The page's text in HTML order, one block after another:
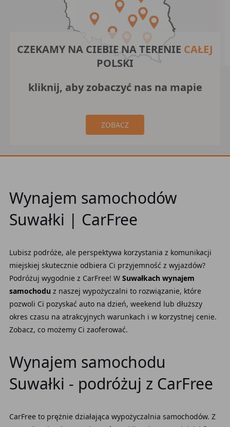
CZEKAMY NA CIEBIE NA TERENIE CAŁEJ
POLSKI
kliknij, aby zobaczyć nas na mapie
ZOBACZ
Wynajem samochodów
Suwałki | CarFree
Lubisz podróże, ale perspektywa korzystania z komunikacji
miejskiej skutecznie odbiera Ci przyjemność z wyjazdów?
Podróżuj wygodnie z CarFree! W Suwałkach wynajem
samochodu z naszej wypożyczalni to rozwiązanie, które
pozwoli Ci pozyskać auto na dzień, weekend lub dłuższy
okres czasu na atrakcyjnych warunkach i w korzystnej cenie.
Zobacz, co możemy Ci zaoferować.
Wynajem samochodu
Suwałki - podróżuj z CarFree
CarFree to prężnie działająca wypożyczalnia samochodów. Z